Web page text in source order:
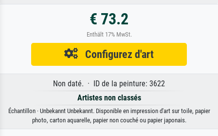
€ 73.2
Enthält 17% MwSt.
Configurez d'art
Non daté. · ID de la peinture: 3622
Artistes non classés
Échantillon · Unbekannt Unbekannt. Disponible en impression d'art sur toile, papier
photo, carton aquarelle, papier non couché ou papier japonais.